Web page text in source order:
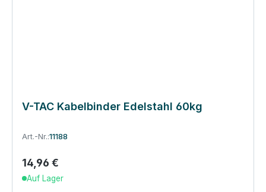
V-TAC Kabelbinder Edelstahl 60kg
Art.-Nr.:11188
Regulärer Preis:
14,96 €
Auf Lager